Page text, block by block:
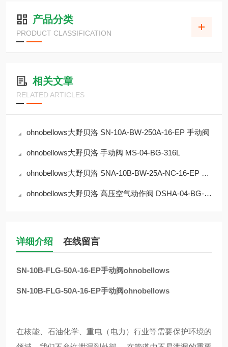
产品分类
PRODUCT CLASSIFICATION
相关文章
RELATED ARTICLES
ohnobellows大野贝洛 SN-10A-BW-250A-16-EP 手动阀
ohnobellows大野贝洛 手动阀 MS-04-BG-316L
ohnobellows大野贝洛 SNA-10B-BW-25A-NC-16-EP 手动阀
ohnobellows大野贝洛 高压空气动作阀 DSHA-04-BG-NC-316L-EP 华北
详细介绍 在线留言
SN-10B-FLG-50A-16-EP手动阀ohnobellows
SN-10B-FLG-50A-16-EP手动阀ohnobellows
在核能、石油化学、重电（电力）行业等需要保护环境的